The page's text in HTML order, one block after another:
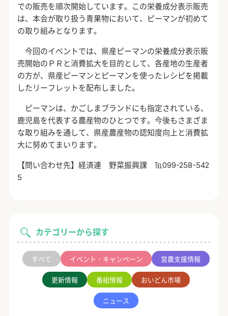
カテゴリーから探す
すべて イベント・キャンペーン 営農支援情報
更新情報 番組情報 おいどん市場
ニュース
での販売を順次開始しています。この栄養成分表示販売
は、本会が取り扱う青果物において、ピーマンが初めて
の取り組みとなります。
今回のイベントでは、県産ピーマンの栄養成分表示販
売開始のＰＲと消費拡大を目的として、各産地の生産者
の方が、県産ピーマンとピーマンを使ったレシピを掲載
したリーフレットを配布しました。
ピーマンは、かごしまブランドにも指定されている、
鹿児島を代表する農産物のひとつです。今後もさまざま
な取り組みを通して、県産農産物の認知度向上と消費拡
大に努めてまいります。
【問い合わせ先】経済連 野菜振興課 ℡099-258-542
5